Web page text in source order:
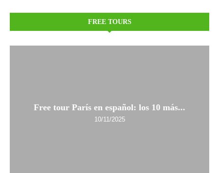
FREE TOURS
Free tour París en español: los 10 más...
10/11/2025